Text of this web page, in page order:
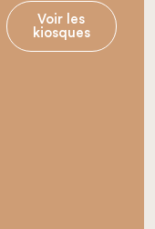
Voir les
kiosques